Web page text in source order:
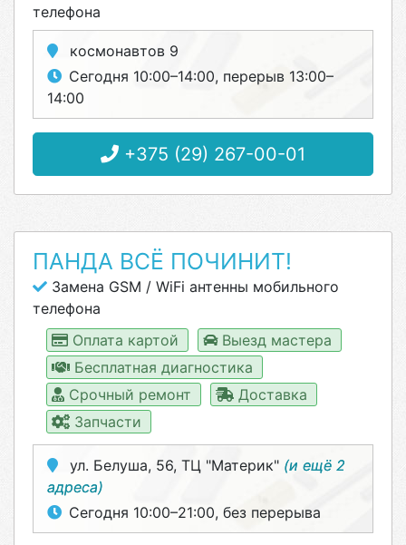
телефона
космонавтов 9
Сегодня 10:00–14:00, перерыв 13:00–
14:00
+375 (29) 267-00-01
ПАНДА ВСЁ ПОЧИНИТ!
Замена GSM / WiFi антенны мобильного
телефона
Оплата картой
Выезд мастера
Бесплатная диагностика
Срочный ремонт
Доставка
Запчасти
ул. Белуша, 56, ТЦ "Материк" (и ещё 2
адреса)
Сегодня 10:00–21:00, без перерыва